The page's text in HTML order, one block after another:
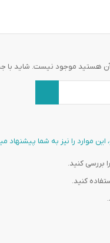
هستید موجود نیست. شاید با
موارد را نیز به شما پیشنهاد
بررسی کنید.
کنید.